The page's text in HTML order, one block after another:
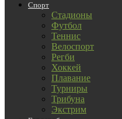
Спорт
Стадионы
Футбол
Теннис
Велоспорт
Регби
Хоккей
Плавание
Турниры
Трибуна
Экстрим